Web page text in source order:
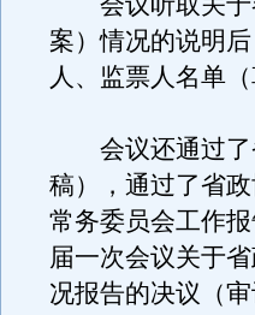
案）情况的说明
人、监票人名单（
会议还通过了
稿），通过了省
常务委员会工作
届一次会议关于
况报告的决议（